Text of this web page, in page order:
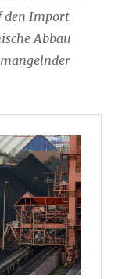
den Import
Abbau